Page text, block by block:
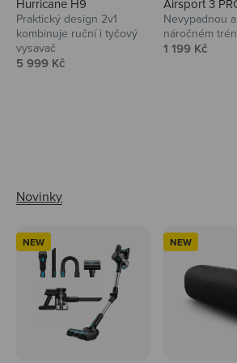
Hurricane H9
Praktický design 2v1
kombinuje ruční i tyčový
vysavač
Prodejní cena
5 999 Kč
Airsport 3
Nevypadnou
náročném
Prodejní cena
1 199 Kč
NEW NEW